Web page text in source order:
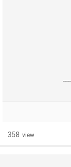
358 view